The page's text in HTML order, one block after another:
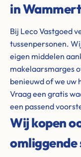
in Wammert
Bij Leco Vastgoed
tussenpersonen.
eigen middelen
makelaarsmarges
benieuwd of we uw
Vraag een gratis
een passend
Wij kopen
omliggende